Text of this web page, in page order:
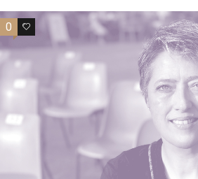
0 0